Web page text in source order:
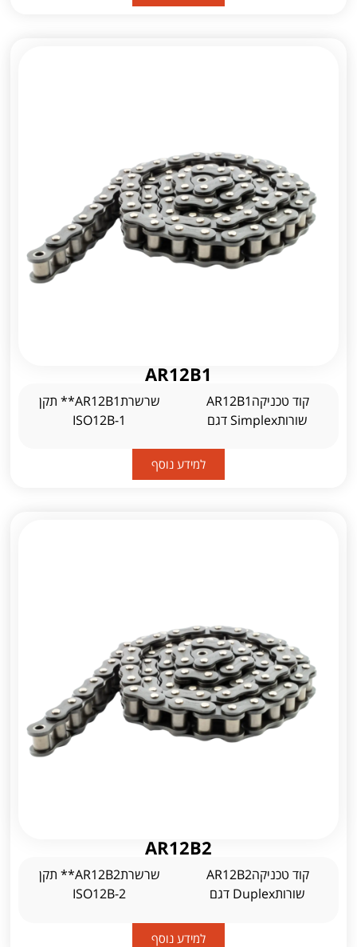
AR12B1
קוד טכניקהAR12B1
שורותSimplex דגם
שרשרתAR12B1** תקן
ISO12B-1
למידע נוסף
AR12B2
קוד טכניקהAR12B2
שורותDuplex דגם
שרשרתAR12B2** תקן
ISO12B-2
למידע נוסף